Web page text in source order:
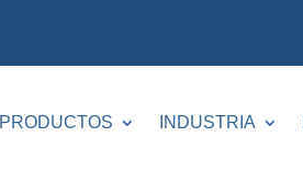
PRODUCTOS INDUSTRIA